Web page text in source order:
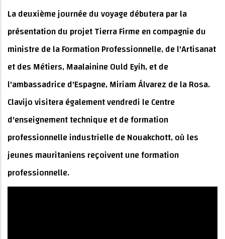
La deuxième journée du voyage débutera par la
présentation du projet Tierra Firme en compagnie du
ministre de la Formation Professionnelle, de l'Artisanat
et des Métiers, Maalainine Ould Eyih, et de
l'ambassadrice d'Espagne, Miriam Álvarez de la Rosa.
Clavijo visitera également vendredi le Centre
d'enseignement technique et de formation
professionnelle industrielle de Nouakchott, où les
jeunes mauritaniens reçoivent une formation
professionnelle.